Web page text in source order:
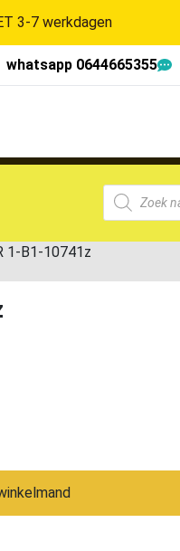
3-7 werkdagen
whatsapp 0644665355
1-B1-10741z